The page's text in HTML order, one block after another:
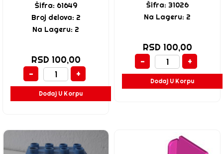
Šifra: 61649
Broj delova: 2
Na Lageru: 2
RSD 100,00
-
+
Dodaj U Korpu
Šifra: 31026
Na Lageru: 2
RSD 100,00
-
+
Dodaj U Korpu